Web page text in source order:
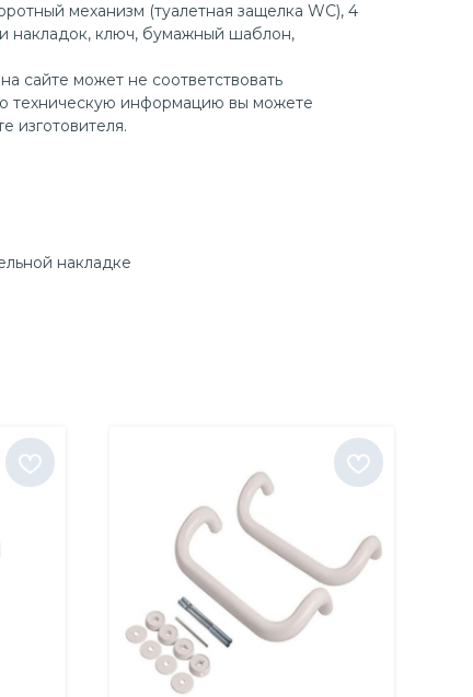
механизм (туалетная защелка WC), 4
накладок, ключ, бумажный шаблон,
сайте может не соответствовать
техническую информацию вы можете
изготовителя.
накладке